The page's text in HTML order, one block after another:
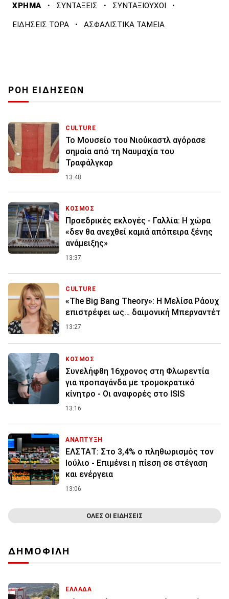
ΧΡΗΜΑ · ΣΥΝΤΑΞΕΙΣ · ΣΥΝΤΑΞΙΟΥΧΟΙ ·
ΕΙΔΗΣΕΙΣ ΤΩΡΑ · ΑΣΦΑΛΙΣΤΙΚΑ ΤΑΜΕΙΑ
ΡΟΗ ΕΙΔΗΣΕΩΝ
CULTURE
Το Μουσείο του Νιούκαστλ αγόρασε
σημαία από τη Ναυμαχία του
Τραφάλγκαρ
13:48
ΚΟΣΜΟΣ
Προεδρικές εκλογές - Γαλλία: Η χώρα
«δεν θα ανεχθεί καμιά απόπειρα ξένης
ανάμειξης»
13:37
CULTURE
«The Big Bang Theory»: Η Μελίσα Ράουχ
επιστρέφει ως… δαιμονική Μπερναντέτ
13:27
ΚΟΣΜΟΣ
Συνελήφθη 16χρονος στη Φλωρεντία
για προπαγάνδα με τρομοκρατικό
κίνητρο - Οι αναφορές στο ISIS
13:16
ΑΝΑΠΤΥΞΗ
ΕΛΣΤΑΤ: Στο 3,4% ο πληθωρισμός τον
Ιούλιο - Επιμένει η πίεση σε στέγαση
και ενέργεια
13:06
ΟΛΕΣ ΟΙ ΕΙΔΗΣΕΙΣ
ΔΗΜΟΦΙΛΗ
ΕΛΛΑΔΑ